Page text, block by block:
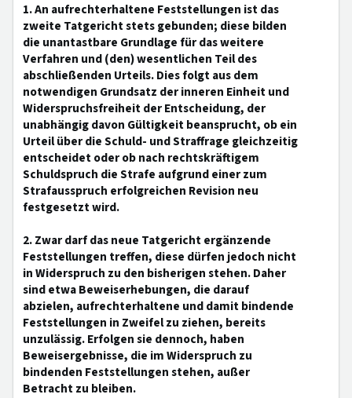
1. An aufrechterhaltene Feststellungen ist das
zweite Tatgericht stets gebunden; diese bilden
die unantastbare Grundlage für das weitere
Verfahren und (den) wesentlichen Teil des
abschließenden Urteils. Dies folgt aus dem
notwendigen Grundsatz der inneren Einheit und
Widerspruchsfreiheit der Entscheidung, der
unabhängig davon Gültigkeit beansprucht, ob ein
Urteil über die Schuld- und Straffrage gleichzeitig
entscheidet oder ob nach rechtskräftigem
Schuldspruch die Strafe aufgrund einer zum
Strafausspruch erfolgreichen Revision neu
festgesetzt wird.
2. Zwar darf das neue Tatgericht ergänzende
Feststellungen treffen, diese dürfen jedoch nicht
in Widerspruch zu den bisherigen stehen. Daher
sind etwa Beweiserhebungen, die darauf
abzielen, aufrechterhaltene und damit bindende
Feststellungen in Zweifel zu ziehen, bereits
unzulässig. Erfolgen sie dennoch, haben
Beweisergebnisse, die im Widerspruch zu
bindenden Feststellungen stehen, außer
Betracht zu bleiben.